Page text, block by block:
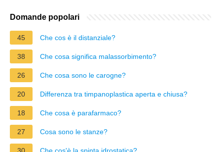
Domande popolari
45 Che cos è il distanziale?
38 Che cosa significa malassorbimento?
26 Che cosa sono le carogne?
20 Differenza tra timpanoplastica aperta e chiusa?
18 Che cosa è parafarmaco?
27 Cosa sono le stanze?
30 Che cos'è la spinta idrostatica?